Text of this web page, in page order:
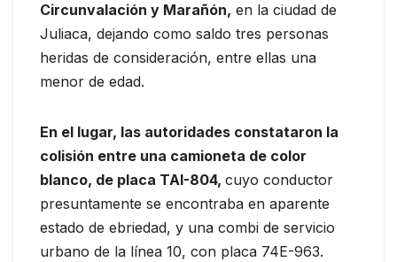
Circunvalación y Marañón, en la ciudad de
Juliaca, dejando como saldo tres personas
heridas de consideración, entre ellas una
menor de edad.
En el lugar, las autoridades constataron la
colisión entre una camioneta de color
blanco, de placa TAI-804, cuyo conductor
presuntamente se encontraba en aparente
estado de ebriedad, y una combi de servicio
urbano de la línea 10, con placa 74E-963.